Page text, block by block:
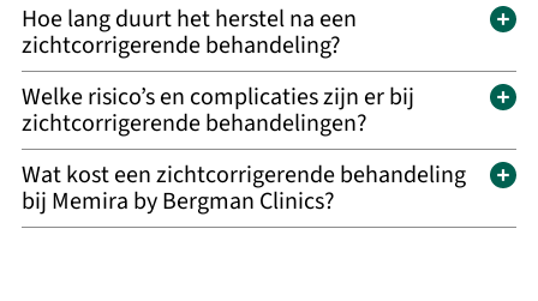
Hoe lang duurt het herstel na een
zichtcorrigerende behandeling?
Welke risico’s en complicaties zijn er bij
zichtcorrigerende behandelingen?
Wat kost een zichtcorrigerende behandeling
bij Memira by Bergman Clinics?